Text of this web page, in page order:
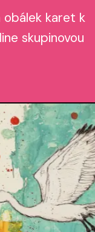
karet k
skupinovou